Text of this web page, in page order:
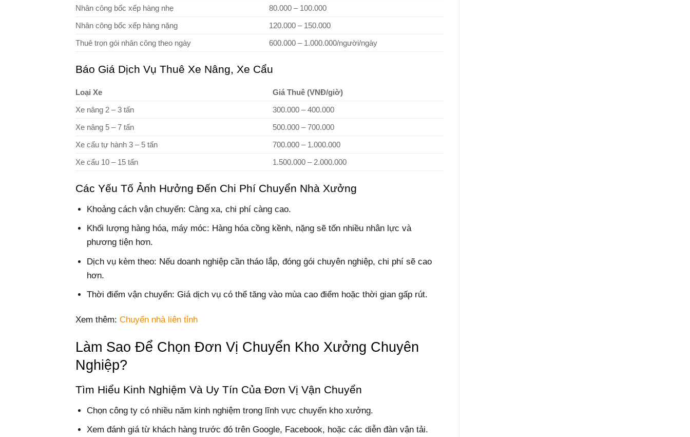
Nhân công bốc xếp hàng nhẹ
80.000 – 100.000
Nhân công bốc xếp hàng nặng
120.000 – 150.000
Thuê trọn gói nhân công theo ngày
600.000 – 1.000.000/người/ngày
Báo Giá Dịch Vụ Thuê Xe Nâng, Xe Cẩu
Loại Xe
Giá Thuê (VNĐ/giờ)
Xe nâng 2 – 3 tấn
300.000 – 400.000
Xe nâng 5 – 7 tấn
500.000 – 700.000
Xe cẩu tự hành 3 – 5 tấn
700.000 – 1.000.000
Xe cẩu 10 – 15 tấn
1.500.000 – 2.000.000
Các Yếu Tố Ảnh Hưởng Đến Chi Phí Chuyển Nhà Xưởng
Khoảng cách vận chuyển: Càng xa, chi phí càng cao.
Khối lượng hàng hóa, máy móc: Hàng hóa cồng kềnh, nặng sẽ tốn nhiều nhân lực và
phương tiện hơn.
Dịch vụ kèm theo: Nếu doanh nghiệp cần tháo lắp, đóng gói chuyên nghiệp, chi phí sẽ cao
hơn.
Thời điểm vận chuyển: Giá dịch vụ có thể tăng vào mùa cao điểm hoặc thời gian gấp rút.
Xem thêm: Chuyển nhà liên tỉnh
Làm Sao Để Chọn Đơn Vị Chuyển Kho Xưởng Chuyên
Nghiệp?
Tìm Hiểu Kinh Nghiệm Và Uy Tín Của Đơn Vị Vận Chuyển
Chọn công ty có nhiều năm kinh nghiệm trong lĩnh vực chuyển kho xưởng.
Xem đánh giá từ khách hàng trước đó trên Google, Facebook, hoặc các diễn đàn vận tải.